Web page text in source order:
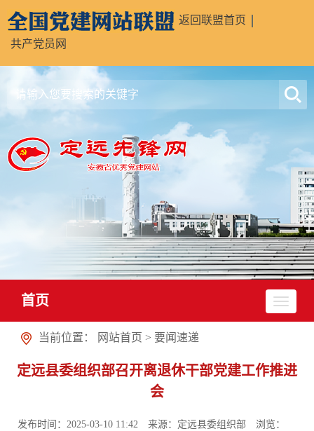
返回联盟首页
共产党员网
首页
当前位置： 网站首页 > 要闻速递
定远县委组织部召开离退休干部党建工作推进
会
发布时间：2025-03-10 11:42 来源：定远县委组织部
浏览：